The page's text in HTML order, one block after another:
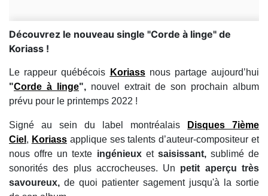
Découvrez le nouveau single "Corde à linge" de
Koriass !
Le rappeur québécois Koriassnous partage aujourd’hui
"Corde à linge", nouvel extrait de son prochain album
prévu pour le printemps 2022 !
Signé au sein du label montréalais
Disques 7ième
Ciel , Koriassapplique ses talents d’auteur-compositeur et
nous offre un texte ingénieuxet saisissant, sublimé de
sonorités des plus accrocheuses. Un petit aperçu très
savoureux, de quoi patienter sagement jusqu'à la sortie